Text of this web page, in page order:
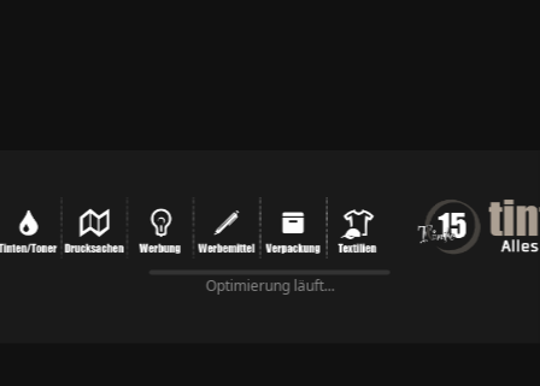
Optimierung läuft...